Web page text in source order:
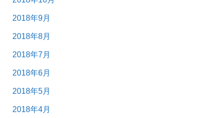
2018年9月
2018年8月
2018年7月
2018年6月
2018年5月
2018年4月